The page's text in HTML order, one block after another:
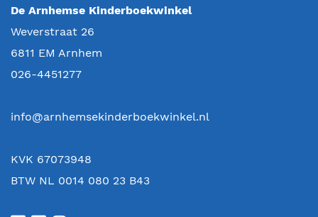
De Arnhemse Kinderboekwinkel
Weverstraat 26
6811 EM Arnhem
026-4451277
info@arnhemsekinderboekwinkel.nl
KVK 67073948
BTW NL 0014 080 23 B43